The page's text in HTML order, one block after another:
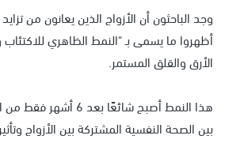
وجد الباحثون أن الأزواج الذين يعانون من
أظهروا ما يسمى بـ "النمط الظاهري
الأرق والقلق المستمر.
هذا النمط أصبح شائعًا
بين الصحة النفسية المشتركة بين الأزواج